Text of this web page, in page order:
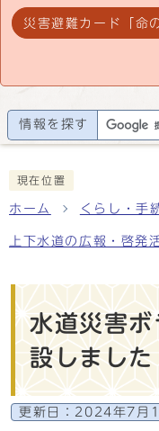
災害避難カード「命
情報を探す
現在位置
ホーム くらし・手
上下水道の広報・啓発
水道災害
設しました
更新日： 2024年7月